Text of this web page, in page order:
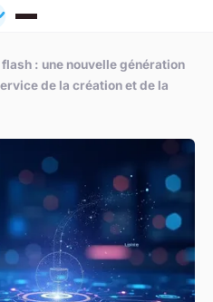
flash : une nouvelle génération
de la création et de la